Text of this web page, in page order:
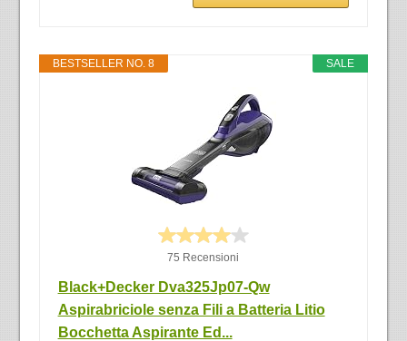
SALE
BESTSELLER NO. 8
75 Recensioni
Black+Decker Dva325Jp07-Qw
Aspirabriciole senza Fili a Batteria Litio
Bocchetta Aspirante Ed...